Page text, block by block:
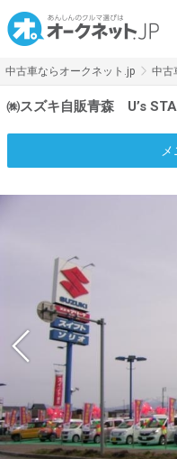
中古車ならオークネット.jp 中古
㈱スズキ自販青森 U’s